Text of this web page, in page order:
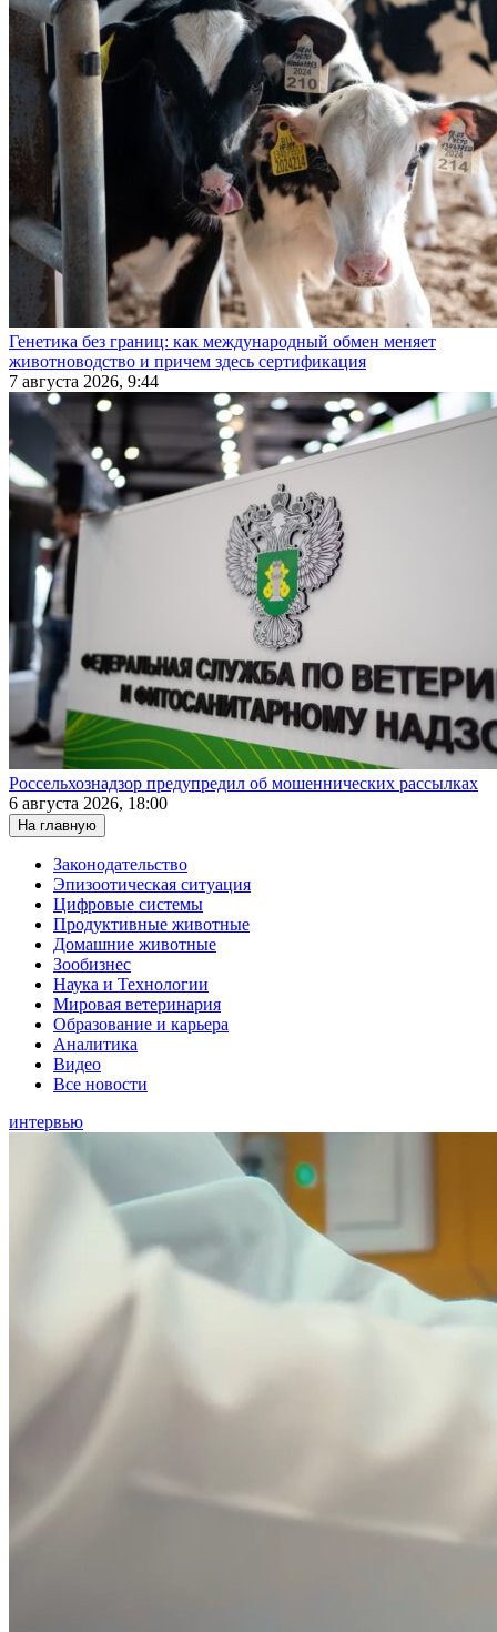
Генетика без границ: как международный обмен меняет
животноводство и причем здесь сертификация
7 августа 2026, 9:44
Россельхознадзор предупредил об мошеннических рассылках
6 августа 2026, 18:00
На главную
Законодательство
Эпизоотическая ситуация
Цифровые системы
Продуктивные животные
Домашние животные
Зообизнес
Наука и Технологии
Мировая ветеринария
Образование и карьера
Аналитика
Видео
Все новости
интервью